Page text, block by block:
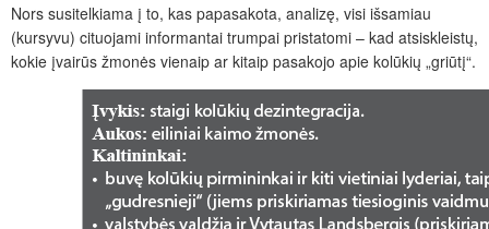
Nors susitelkiama į to, kas papasakota, analizę, visi išsamiau
(kursyvu) cituojami informantai trumpai pristatomi – kad atsiskleistų,
kokie įvairūs žmonės vienaip ar kitaip pasakojo apie kolūkių „griūtį“.